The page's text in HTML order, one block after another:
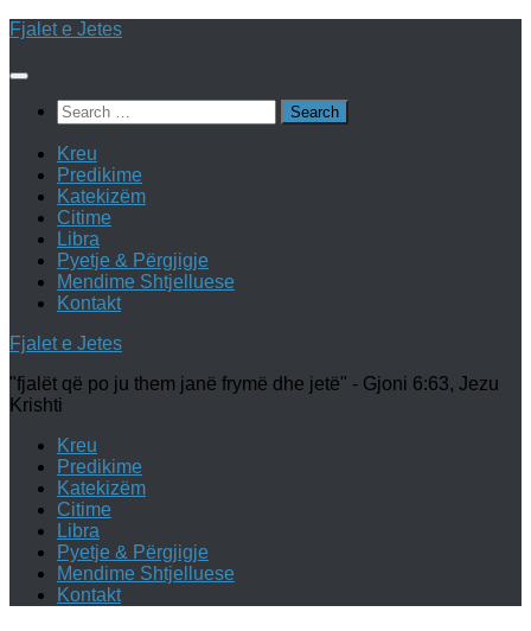
Skip
content
Fjalet e Jetes
Search
for:
Kreu
Predikime
Katekizëm
Citime
Libra
Pyetje & Përgjigje
Mendime Shtjelluese
Kontakt
Fjalet e Jetes
"fjalët që po ju them janë frymë dhe jetë" - Gjoni 6:63, Jezu
Krishti
Kreu
Predikime
Katekizëm
Citime
Libra
Pyetje & Përgjigje
Mendime Shtjelluese
Kontakt